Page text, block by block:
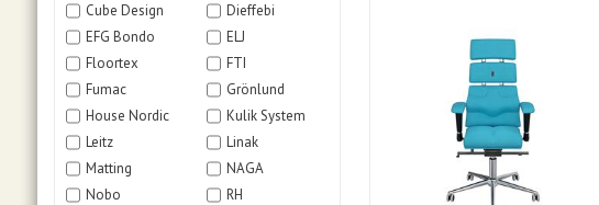
Cube Design
Dieffebi
EFG Bondo
ELJ
Floortex
FTI
Fumac
Grönlund
House Nordic
Kulik System
Leitz
Linak
Matting
NAGA
Nobo
RH